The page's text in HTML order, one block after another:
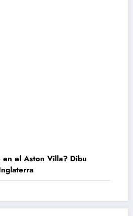
en el Aston Villa? Dibu